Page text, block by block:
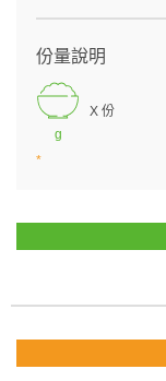
份量說明
g
X 份
*